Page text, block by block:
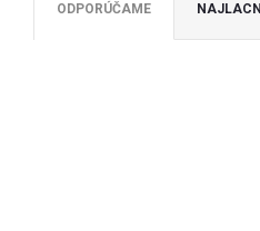
ODPORÚČAME